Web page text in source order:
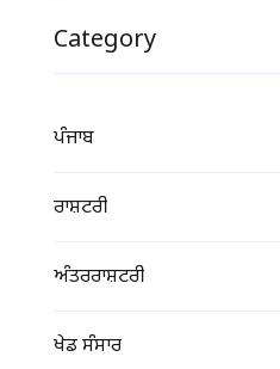
Category
ਪੰਜਾਬ
ਰਾਸ਼ਟਰੀ
ਅੰਤਰਰਾਸ਼ਟਰੀ
ਖੇਡ ਸੰਸਾਰ